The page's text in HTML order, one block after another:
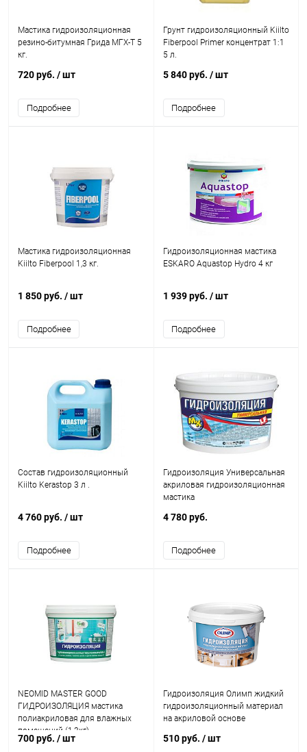
Мастика гидроизоляционная
резино-битумная Грида МГХ-Т 5
кг.
720 руб. / шт
Подробнее
Грунт гидроизоляционный Kiilto
Fiberpool Primer концентрат 1:1
5 л.
5 840 руб. / шт
Подробнее
Мастика гидроизоляционная
Kiilto Fiberpool 1,3 кг.
1 850 руб. / шт
Подробнее
Гидроизоляционная мастика
ESKARO Aquastop Hydro 4 кг
1 939 руб. / шт
Подробнее
Состав гидроизоляционный
Kiilto Kerastop 3 л .
4 760 руб. / шт
Подробнее
Гидроизоляция Универсальная
акриловая гидроизоляционная
мастика
4 780 руб.
Подробнее
NEOMID MASTER GOOD
ГИДРОИЗОЛЯЦИЯ мастика
полиакриловая для влажных
помещений (1,3кг)
700 руб. / шт
Гидроизоляция Олимп жидкий
гидроизоляционный материал
на акриловой основе
510 руб. / шт